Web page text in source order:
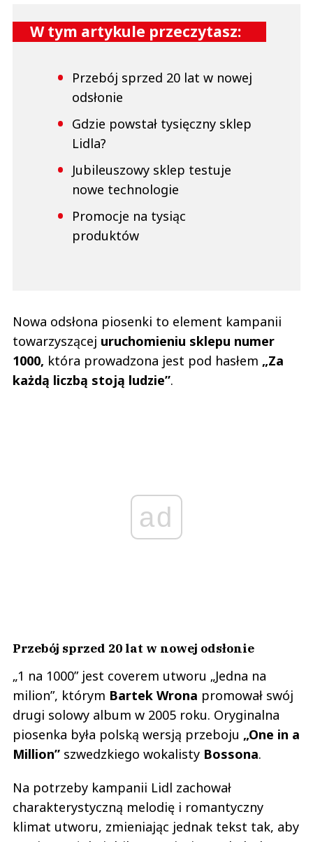
W tym artykule przeczytasz:
Przebój sprzed 20 lat w nowej
odsłonie
Gdzie powstał tysięczny sklep
Lidla?
Jubileuszowy sklep testuje
nowe technologie
Promocje na tysiąc
produktów
Nowa odsłona piosenki to element kampanii
towarzyszącej uruchomieniu sklepu numer
1000, która prowadzona jest pod hasłem „Za
każdą liczbą stoją ludzie”.
ad
Przebój sprzed 20 lat w nowej odsłonie
„1 na 1000” jest coverem utworu „Jedna na
milion”, którym Bartek Wrona promował swój
drugi solowy album w 2005 roku. Oryginalna
piosenka była polską wersją przeboju „One in a
Million” szwedzkiego wokalisty Bossona.
Na potrzeby kampanii Lidl zachował
charakterystyczną melodię i romantyczny
klimat utworu, zmieniając jednak tekst tak, aby